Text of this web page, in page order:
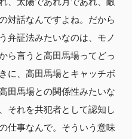
対話なんですよね。だから
弁証法みたいなのは、モノ
ら言うと高田馬場ってどっ
に、高田馬場とキャッチボ
田馬場との関係性みたいな
それを共犯者として認知し
仕事なんで。そういう意味